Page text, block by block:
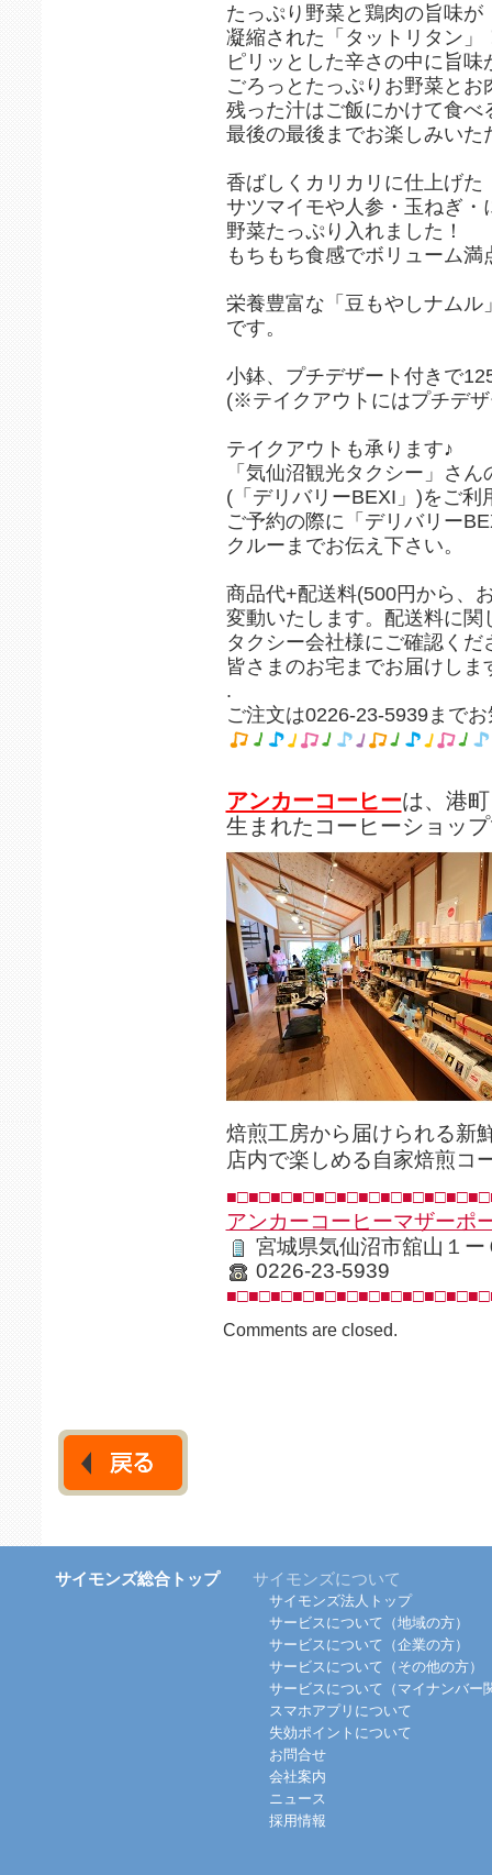
たっぷり野菜と鶏肉の旨味が
凝縮された「タットリタン」
ピリッとした辛さの中に旨味
ごろっとたっぷりお野菜とお
残った汁はご飯にかけて食べ
最後の最後までお楽しみいた
香ばしくカリカリに仕上げた
サツマイモや人参・玉ねぎ・
野菜たっぷり入れました！
もちもち食感でボリューム満
栄養豊富な「豆もやしナム
です。
小鉢、プチデザート付きで
(※テイクアウトにはプチデ
テイクアウトも承ります♪
「気仙沼観光タクシー」さん
(「デリバリーBEXI」)をご利
ご予約の際に「デリバリー
クルーまでお伝え下さい。
商品代+配送料(500円から、
変動いたします。配送料に関
タクシー会社様にご確認くだ
皆さまのお宅までお届けしま
.
ご注文は0226-23-5939まで
アンカーコーヒーは、港
生まれたコーヒーショッ
焙煎工房から届けられる新
店内で楽しめる自家焙煎コ
アンカーコーヒーマザーポ
宮城県気仙沼市舘山１ー
0226-23-5939
Comments are closed.
サイモンズ総合トップ サイモンズについて
サイモンズ法人トップ
サービスについて（地域の方）
サービスについて（企業の方）
サービスについて（その他の方）
サービスについて（マイナンバー
スマホアプリについて
失効ポイントについて
お問合せ
会社案内
ニュース
採用情報